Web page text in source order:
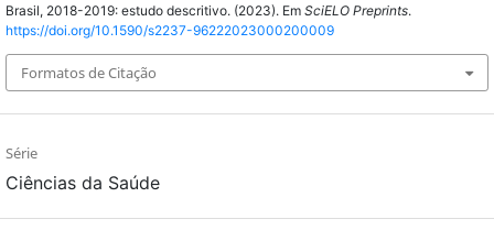
Brasil, 2018-2019: estudo descritivo. (2023). Em SciELO Preprints.
https://doi.org/10.1590/s2237-96222023000200009
Formatos de Citação
Série
Ciências da Saúde